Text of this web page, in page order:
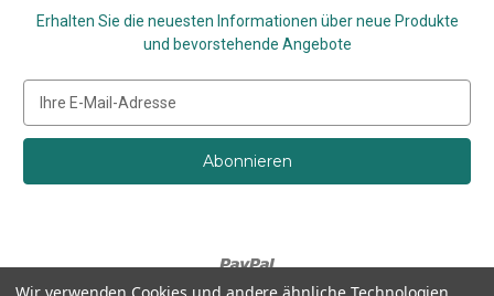
Erhalten Sie die neuesten Informationen über neue Produkte
und bevorstehende Angebote
M
i